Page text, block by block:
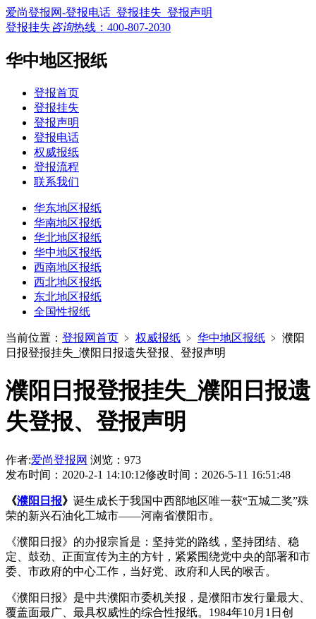
爱尚登报网-登报电话_登报挂失_登报声明
登报挂失咨询热线： 400-807-2030
华中地区报纸
登报首页
登报挂失
登报声明
登报电话
权威报纸
登报流程
联系我们
华东地区报纸
华南地区报纸
华北地区报纸
华中地区报纸
西南地区报纸
西北地区报纸
东北地区报纸
全国性报纸
当前位置： 登报网首页 ﹥ 权威报纸 ﹥ 华中地区报纸 ﹥ 濮阳
日报登报挂失_濮阳日报遗失登报、登报声明
濮阳日报登报挂失_濮阳日报遗
失登报、登报声明
作者:爱尚登报网 浏览：973
发布时间：2020-2-1 14:10:12修改时间：2026-5-11 16:51:48
《濮阳日报》 诞生成长于我国中西部地区唯一获“五城二奖”殊
荣的新兴石油化工城市——河南省濮阳市。
《濮阳日报》的办报宗旨是：坚持党的路线，坚持团结、稳
定、鼓劲、正面宣传为主的方针，紧紧围绕党中央的部署和市
委、市政府的中心工作，当好党、政府和人民的喉舌。
《濮阳日报》是中共濮阳市委机关报，是濮阳市发行量最大、
覆盖面最广、最具权威性的综合性报纸。1984年10月1日创